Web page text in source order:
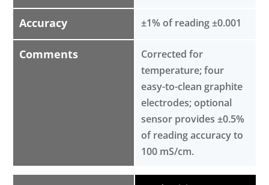
Accuracy
Comments
±1% of reading ±0.001
Corrected for
temperature; four
easy-to-clean graphite
electrodes; optional
sensor provides ±0.5%
of reading accuracy to
100 mS/cm.